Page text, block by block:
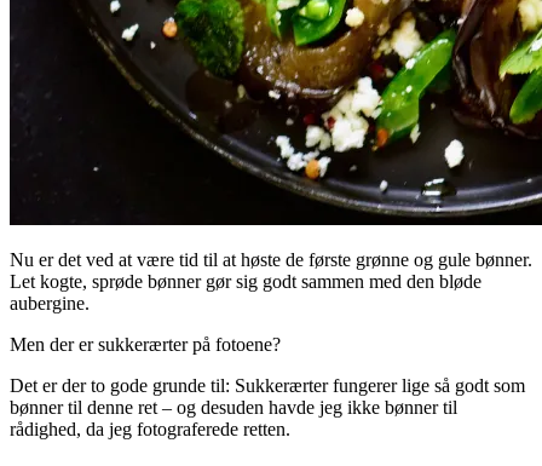
Nu er det ved at være tid til at høste de første grønne og gule bønner.
Let kogte, sprøde bønner gør sig godt sammen med den bløde
aubergine.
Men der er sukkerærter på fotoene?
Det er der to gode grunde til: Sukkerærter fungerer lige så godt som
bønner til denne ret – og desuden havde jeg ikke bønner til
rådighed, da jeg fotograferede retten.